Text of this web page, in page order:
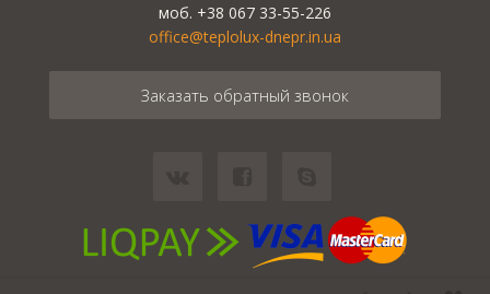
моб. +38 067 33-55-226
office@teplolux-dnepr.in.ua
Заказать обратный звонок
Eugens.com.ua